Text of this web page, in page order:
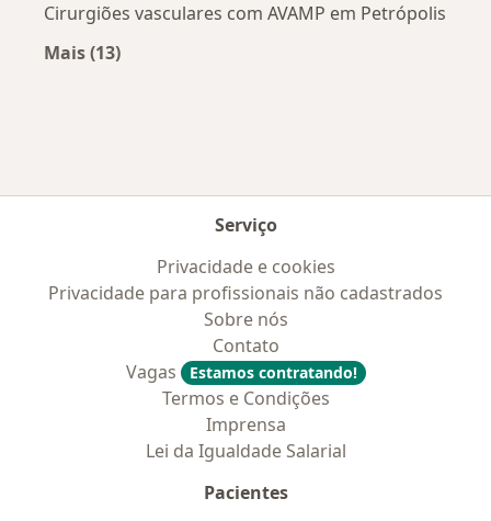
Cirurgiões vasculares com AVAMP em Petrópolis
Mais (13)
Serviço
Privacidade e cookies
Privacidade para profissionais não cadastrados
Sobre nós
Contato
Vagas
Estamos contratando!
Termos e Condições
Imprensa
Lei da Igualdade Salarial
Pacientes